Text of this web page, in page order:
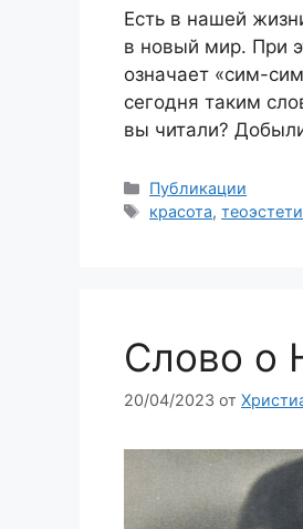
Есть в нашей
в новый мир. При
означает «сим-
сегодня таким
вы читали?
Рубрики
Публикации
Метки
красота,
Слово о
20/04/2023 от